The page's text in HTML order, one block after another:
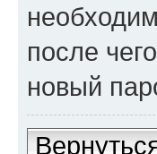
после
новый